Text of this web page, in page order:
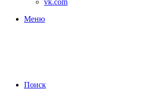
vk.com
Меню
Поиск